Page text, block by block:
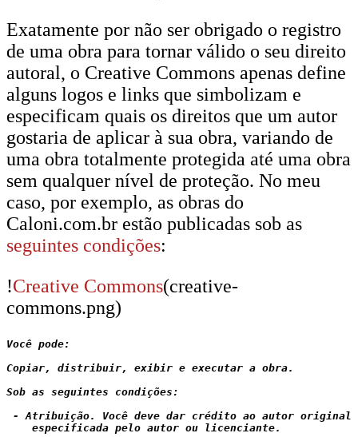
Exatamente por não ser obrigado o registro
de uma obra para tornar válido o seu direito
autoral, o Creative Commons apenas define
alguns logos e links que simbolizam e
especificam quais os direitos que um autor
gostaria de aplicar à sua obra, variando de
uma obra totalmente protegida até uma obra
sem qualquer nível de proteção. No meu
caso, por exemplo, as obras do
Caloni.com.br estão publicadas sob as
seguintes condições:
!Creative Commons(creative-
commons.png)
Você pode:
Copiar, distribuir, exibir e executar a obra.
Sob as seguintes condições:
- Atribuição. Você deve dar crédito ao autor original,
    especificada pelo autor ou licenciante.